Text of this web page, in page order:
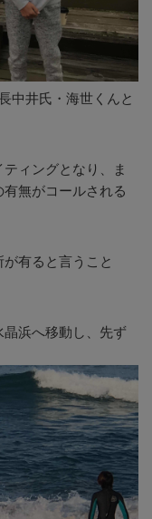
中井氏・海世くんと
ィングとなり、ま
無がコールされる
有ると言うこと
浜へ移動し、先ず